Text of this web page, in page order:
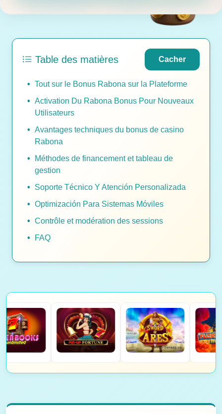
Table des matières Cacher
Tout sur le Bonus Rabona sur la Plateforme
Activation Du Rabona Bonus Pour Nouveaux
Utilisateurs
Avantages techniques du bonus de casino
Rabona
Méthodes de financement et tableau de
gestion
Soporte Técnico Y Atención Personalizada
Optimización Para Sistemas Móviles
Contrôle et modération des sessions
FAQ